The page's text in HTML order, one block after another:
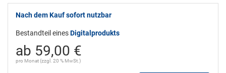
Nach dem Kauf sofort nutzbar
Bestandteil einesDigitalprodukts
ab 59,00 €
pro Monat (zzgl. 20 % MwSt.)